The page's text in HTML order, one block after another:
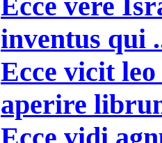
inventus qui
Ecce vicit
aperire